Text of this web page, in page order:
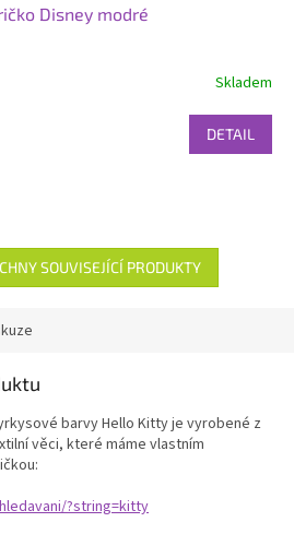
Disney modré
Skladem
DETAIL
SOUVISEJÍCÍ PRODUKTY
barvy Hello Kitty je vyrobené z
věci, které máme vlastním
?string=kitty